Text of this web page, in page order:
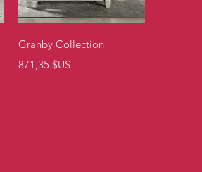
Aperçu rapide
Granby Collection
Prix
871,35 $US